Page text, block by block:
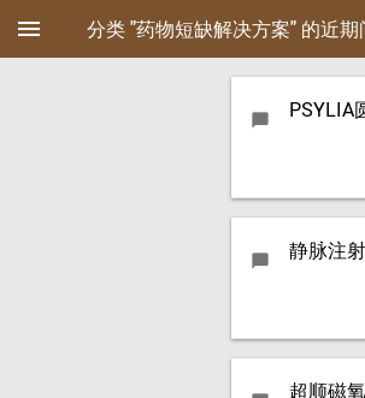
menu 分类 "药物短缺解决方案" 的近期
chat_bubble PSYLIA
chat_bubble 静脉注
超顺磁